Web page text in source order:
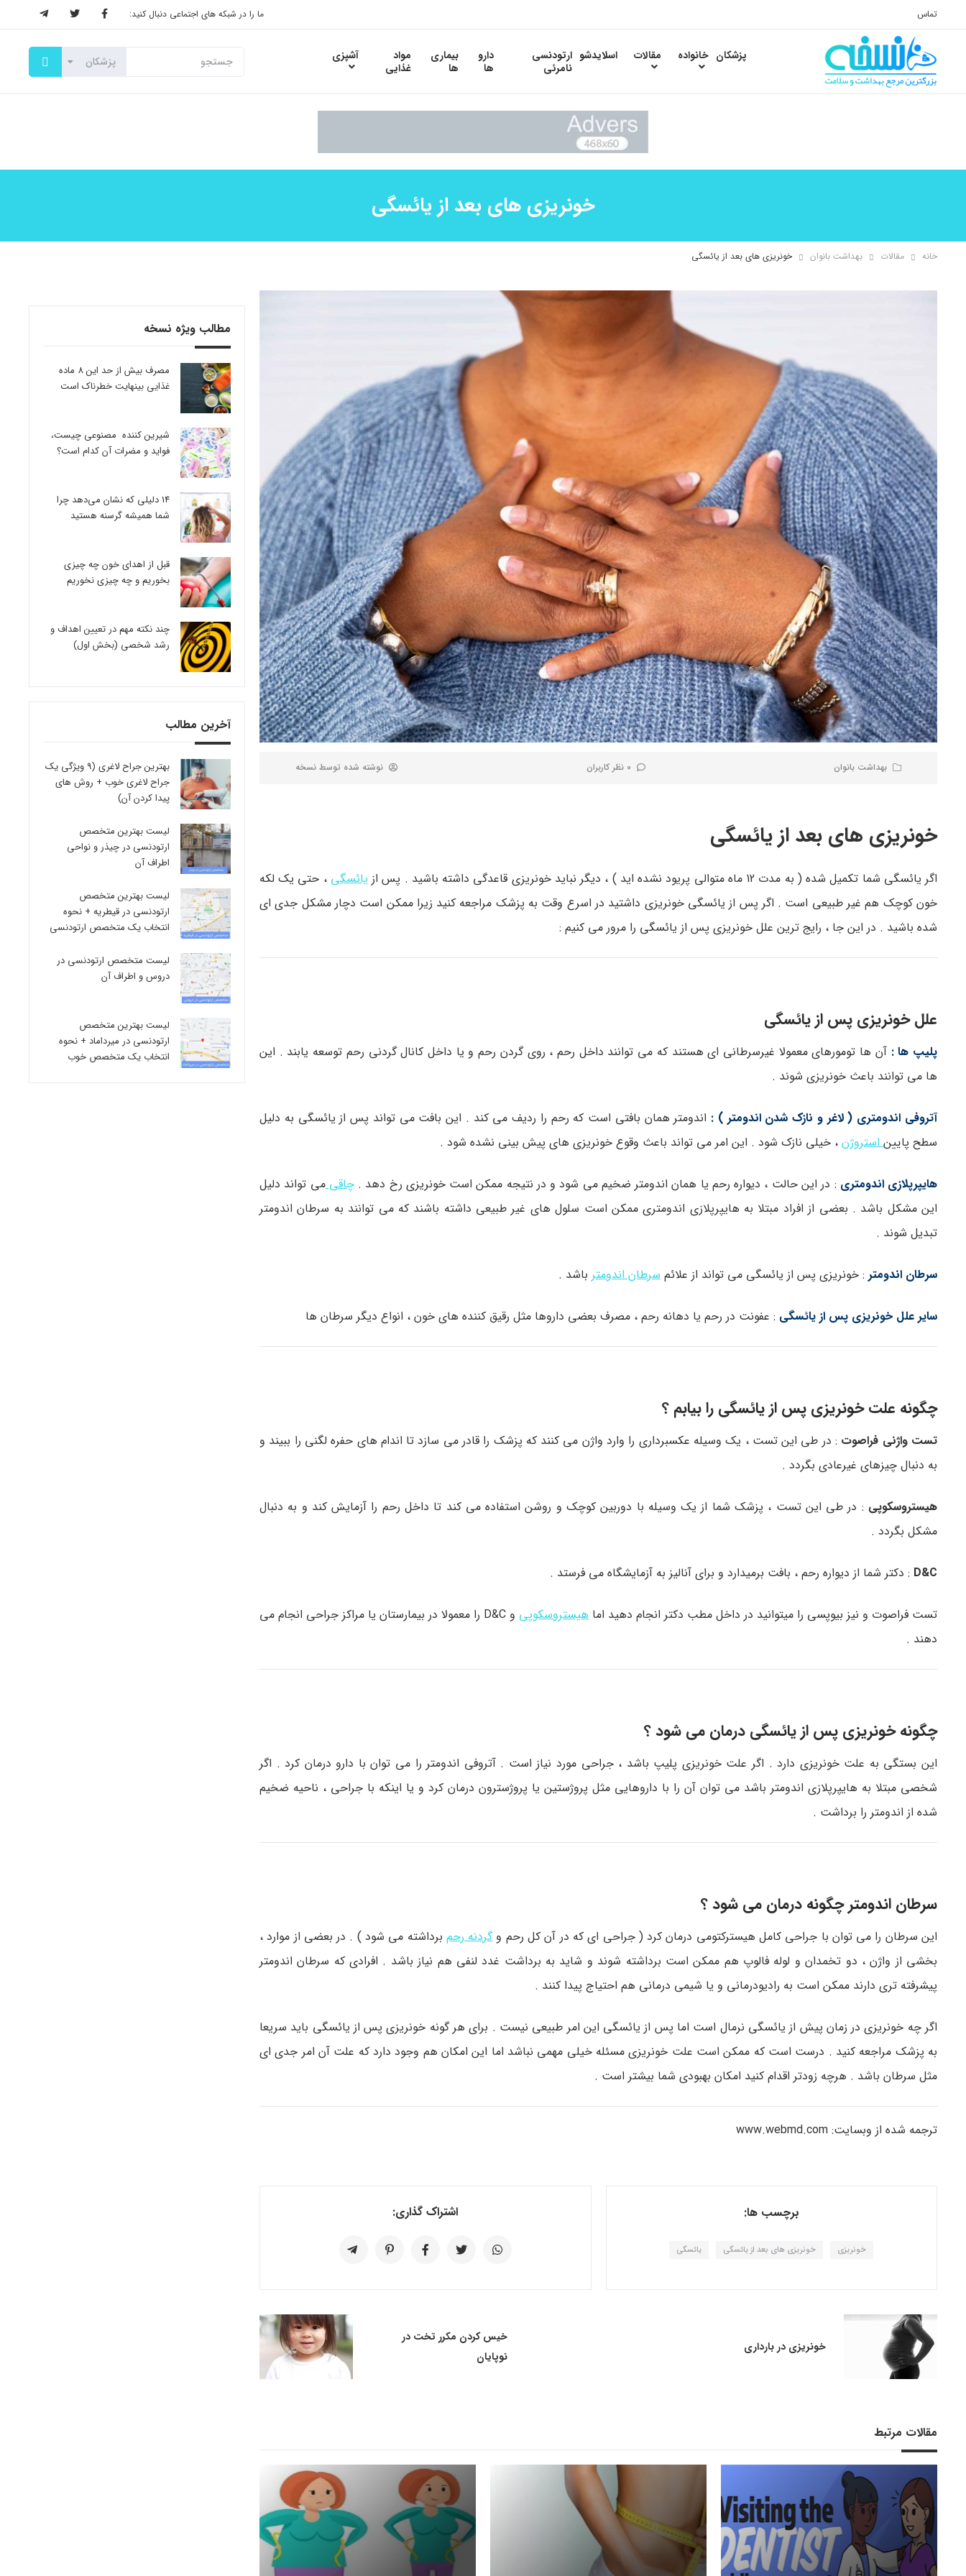
تماس ما را در شبکه های اجتماعی دنبال کنید:
پزشکان خانواده مقالات اسلایدشو ارتودنسی
نامرئی
دارو
ها
بیماری
ها
مواد
غذایی
آشپزی
خونریزی های بعد از یائسگی
خانه مقالات بهداشت بانوان خونریزی های بعد از یائسگی
بهداشت بانوان 0 نظر کاربران نوشته شده توسط نسخه
خونریزی های بعد از یائسگی
اگر یائسگی شما تکمیل شده ( به مدت 12 ماه متوالی پریود نشده اید ) ، دیگر نباید خونریزی قاعدگی داشته باشید . پس از یائسگی ، حتی یک لکه
خون کوچک هم غیر طبیعی است . اگر پس از یائسگی خونریزی داشتید در اسرع وقت به پزشک مراجعه کنید زیرا ممکن است دچار مشکل جدی ای
شده باشید . در این جا ، رایج ترین علل خونریزی پس از یائسگی را مرور می کنیم :
علل خونریزی پس از یائسگی
پلیپ ها : آن ها تومورهای معمولا غیرسرطانی ای هستند که می توانند داخل رحم ، روی گردن رحم و یا داخل کانال گردنی رحم توسعه یابند . این
ها می توانند باعث خونریزی شوند .
آتروفی اندومتری ( لاغر و نازک شدن اندومتر ) : اندومتر همان بافتی است که رحم را ردیف می کند . این بافت می تواند پس از یائسگی به دلیل
سطح پاییناستروژن ، خیلی نازک شود . این امر می تواند باعث وقوع خونریزی های پیش بینی نشده شود .
هایپرپلازی اندومتری : در این حالت ، دیواره رحم یا همان اندومتر ضخیم می شود و در نتیجه ممکن است خونریزی رخ دهد .چاقیمی تواند دلیل
این مشکل باشد . بعضی از افراد مبتلا به هایپرپلازی اندومتری ممکن است سلول های غیر طبیعی داشته باشند که می توانند به سرطان اندومتر
تبدیل شوند .
سرطان اندومتر : خونریزی پس از یائسگی می تواند از علائم سرطان اندومتر باشد .
سایر علل خونریزی پس از یائسگی : عفونت در رحم یا دهانه رحم ، مصرف بعضی داروها مثل رقیق کننده های خون ، انواع دیگر سرطان ها
چگونه علت خونریزی پس از یائسگی را بیابم ؟
تست واژنی فراصوت : در طی این تست ، یک وسیله عکسبرداری را وارد واژن می کنند که پزشک را قادر می سازد تا اندام های حفره لگنی را ببیند و
به دنبال چیزهای غیرعادی بگردد .
هیستروسکوپی : در طی این تست ، پزشک شما از یک وسیله با دوربین کوچک و روشن استفاده می کند تا داخل رحم را آزمایش کند و به دنبال
مشکل بگردد .
D&C : دکتر شما از دیواره رحم ، بافت برمیدارد و برای آنالیز به آزمایشگاه می فرستد .
تست فراصوت و نیز بیوپسی را میتوانید در داخل مطب دکتر انجام دهید اما هیستروسکوپی
و D&C را معمولا در بیمارستان یا مراکز جراحی انجام می
دهند .
چگونه خونریزی پس از یائسگی درمان می شود ؟
این بستگی به علت خونریزی دارد . اگر علت خونریزی پلیپ باشد ، جراحی مورد نیاز است . آتروفی اندومتر را می توان با دارو درمان کرد . اگر
شخصی مبتلا به هایپرپلازی اندومتر باشد می توان آن را با داروهایی مثل پروژستین یا پروژسترون درمان کرد و یا اینکه با جراحی ، ناحیه ضخیم
شده از اندومتر را برداشت .
سرطان اندومتر چگونه درمان می شود ؟
این سرطان را می توان با جراحی کامل هیسترکتومی درمان کرد ( جراحی ای که در آن کل رحم وگردنه رحم برداشته می شود ) . در بعضی از موارد ،
بخشی از واژن ، دو تخمدان و لوله فالوپ هم ممکن است برداشته شوند و شاید به برداشت غدد لنفی هم نیاز باشد . افرادی که سرطان اندومتر
پیشرفته تری دارند ممکن است به رادیودرمانی و یا شیمی درمانی هم احتیاج پیدا کنند .
اگر چه خونریزی در زمان پیش از یائسگی نرمال است اما پس از یائسگی این امر طبیعی نیست . برای هر گونه خونریزی پس از یائسگی باید سریعا
به پزشک مراجعه کنید . درست است که ممکن است علت خونریزی مسئله خیلی مهمی نباشد اما این امکان هم وجود دارد که علت آن امر جدی ای
مثل سرطان باشد . هرچه زودتر اقدام کنید امکان بهبودی شما بیشتر است .
ترجمه شده از وبسایت: www.webmd.com
برچسب ها:
خونریزی خونریزی های بعد از یائسگی یائسگی
اشتراک گذاری:
خونریزی در بارداری
خیس کردن مکرر تخت در
نوپایان
مقالات مرتبط
مطالب ویژه نسخه
مصرف بیش از حد این 8 ماده
غذایی بینهایت خطرناک است
شیرین کننده مصنوعی چیست،
فواید و مضرات آن کدام است؟
14 دلیلی که نشان می‌دهد چرا
شما همیشه گرسنه هستید
قبل از اهدای خون چه چیزی
بخوریم و چه چیزی نخوریم
چند نکته مهم در تعیین اهداف و
رشد شخصی (بخش اول)
آخرین مطالب
بهترین جراح لاغری (9 ویژگی یک
جراح لاغری خوب + روش های
پیدا کردن آن)
لیست بهترین متخصص
ارتودنسی در چیذر و نواحی
اطراف آن
لیست بهترین متخصص
ارتودنسی در قیطریه + نحوه
انتخاب یک متخصص ارتودنسی
لیست متخصص ارتودنسی در
دروس و اطراف آن
لیست بهترین متخصص
ارتودنسی در میرداماد + نحوه
انتخاب یک متخصص خوب